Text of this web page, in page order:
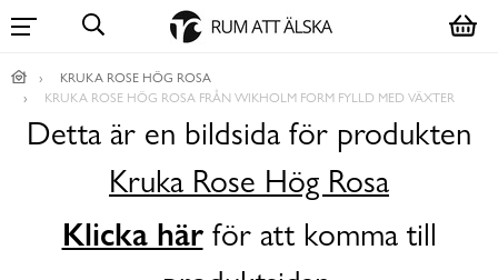
KRUKA ROSE HÖG ROSA
KRUKA ROSE HÖG ROSA FRÅN WIKHOLM FORM FYLLD MED VÄXTER
Detta är en bildsida för produkten
Kruka Rose Hög Rosa
Klicka härför att komma till